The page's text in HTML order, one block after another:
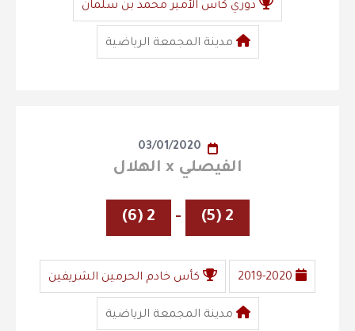
دوري كأس الأمير محمد بن سلمان
مدينة المجمعة الرياضية
03/01/2020
الفيصلي x الهلال
2 (5)
-
2 (6)
2019-2020 كأس خادم الحرمين الشريفين
مدينة المجمعة الرياضية